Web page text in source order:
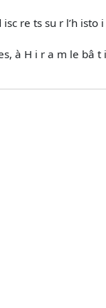
re ts su r l’h isto
à H i r a m le bâ